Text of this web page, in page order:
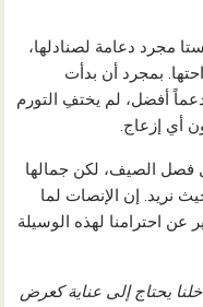
مجرد دعامة لصنادلها،
بمجرد أن بدأت
دعماً أفضل، لم يختفِ التورم
أي إزعاج.
فصل الصيف، لكن جمالها
نريد. إن الإنصات لما
عن احترامنا لهذه الوسيلة
يحتاج إلى عناية كعرض